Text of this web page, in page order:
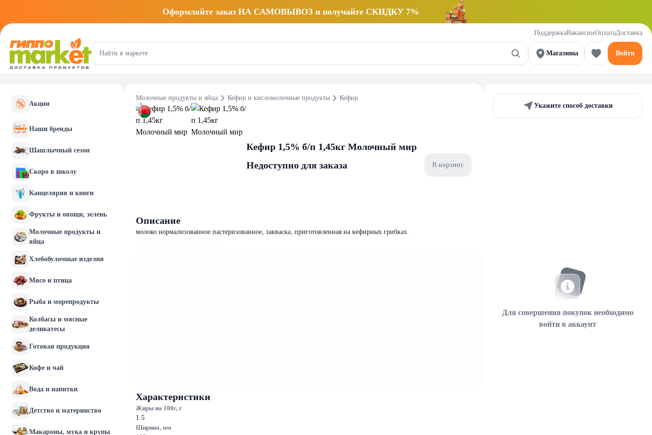
Оформляйте заказ НА САМОВЫВОЗ и получайте СКИДКУ 7%
ПоддержкаВакансииОплатаДоставка
Магазины Войти
Акции
Наши бренды
Шашлычный сезон
Скоро в школу
Канцелярия и книги
Фрукты и овощи, зелень
Молочные продукты и
яйца
Хлебобулочные изделия
Мясо и птица
Рыба и морепродукты
Колбасы и мясные
деликатесы
Готовая продукция
Кофе и чай
Вода и напитки
Детство и материнство
Макароны, мука и крупы
Молочные продукты и яйца Кефир и кисломолочные продукты Кефир
Кефир 1,5% б/п 1,45кг Молочный мир
Недоступно для заказа
В корзину
Описание
молоко нормализованное пастеризованное, закваска, приготовленная на кефирных грибках.
Характеристики
Жиры на 100г, г
1.5
Ширина, мм
Укажите способ доставки
Для совершения покупок необходимо
войти в аккаунт